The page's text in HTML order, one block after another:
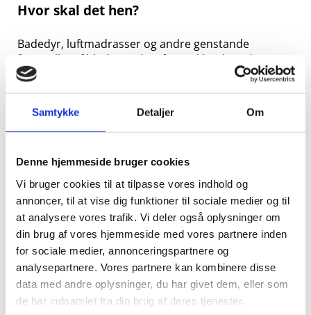
Samtykke Detaljer Om
Denne hjemmeside bruger cookies
Vi bruger cookies til at tilpasse vores indhold og
annoncer, til at vise dig funktioner til sociale medier og til
at analysere vores trafik. Vi deler også oplysninger om
din brug af vores hjemmeside med vores partnere inden
for sociale medier, annonceringspartnere og
analysepartnere. Vores partnere kan kombinere disse
data med andre oplysninger, du har givet dem, eller som
de har indsamlet fra din brug af deres tjenester.
Hvor skal det hen?
Badedyr, luftmadrasser og andre genstande
fremstillet af blødt PVC kan frigive klor, hvis det
bliver brændt af. Derfor er det meget vigtigt, at du
ikkesmider blødt PVC i din beholder til Restaffald,
men i stedet afleverer det på genbrugspladsen i
containeren til Deponi.
Vær opmærksom på
OBS: Du kan ikke aflevere materialer til Deponi uden for
genbrugspladsernes bemandede åbningstid.
Hvad sker der med affaldet?